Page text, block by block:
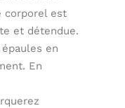
corporel est
et détendue.
en
En